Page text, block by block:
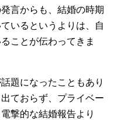
言からも、結婚の時期
いるというよりは、自
ことが伝わってきま
題になったこともあり
ておらず、プライベー
撃的な結婚報告より